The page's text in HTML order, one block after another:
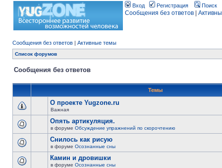
Вход Регистрация Поиск
Сообщения без ответов
Сообщения без ответов | Активные темы
Список форумов
Сообщения без ответов
Темы
О проекте Yugzone.ru
Важная
Опять артикуляция.
в форуме Обсуждение упражнений по скорочтению
Снилось как рисую
в форуме Осознанные сны
Камин и дровишки
в форуме Осознанные сны